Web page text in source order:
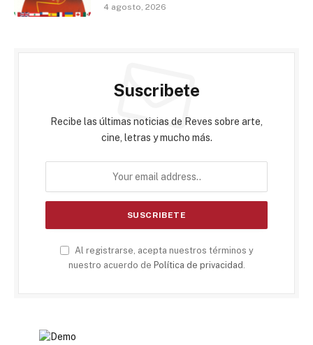
4 agosto, 2026
Suscribete
Recibe las últimas noticias de Reves sobre arte,
cine, letras y mucho más.
Al registrarse, acepta nuestros términos y
nuestro acuerdo de Política de privacidad .